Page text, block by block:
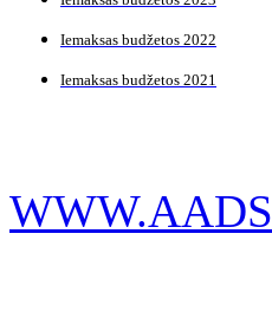
Iemaksas budžetos 2022
Iemaksas budžetos 2021